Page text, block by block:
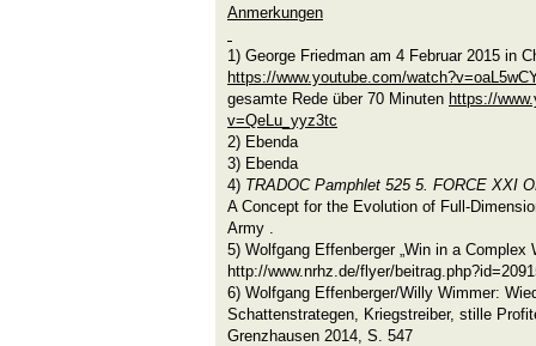
Anmerkungen
1) George Friedman am 4 Februar 2015 in
https://www.youtube.com/
gesamte Rede über 70 Minuten https://
v=QeLu_yyz3tc
2) Ebenda
3) Ebenda
4) TRADOC Pamphlet 525 5. FORCE XXI
A Concept for the Evolution of Full-
Army .
5) Wolfgang Effenberger „Win in a Complex
http://www.nrhz.de/flyer/
6) Wolfgang Effenberger/Willy Wimmer:
Schattenstrategen, Kriegstreiber, stille
Grenzhausen 2014, S. 547